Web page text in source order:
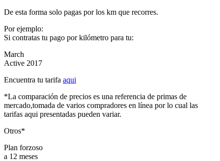
De esta forma solo pagas por los km que recorres.
Por ejemplo:
Si contratas tu pago por kilómetro para tu:
March
Active 2017
Encuentra tu tarifa aqui
*La comparación de precios es una referencia de primas de
mercado,tomada de varios compradores en línea por lo cual las
tarifas aqui presentadas pueden variar.
Otros*
Plan forzoso
a 12 meses